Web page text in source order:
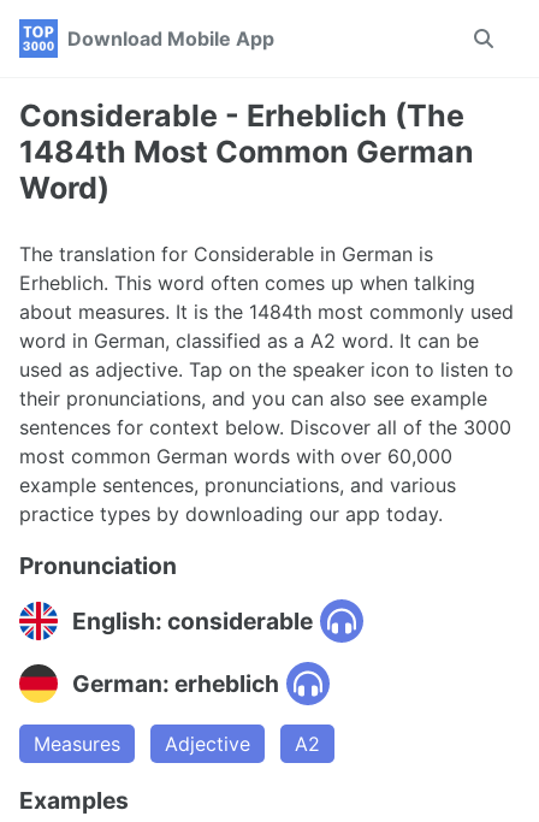
Skip
navigation
Skip
Skip
Download Mobile App
Toggle
Considerable - Erheblich (The
1484th Most Common German
Word)
The translation for Considerable in German is
Erheblich. This word often comes up when talking
about measures. It is the 1484th most commonly used
word in German, classified as a A2 word. It can be
used as adjective. Tap on the speaker icon to listen to
their pronunciations, and you can also see example
sentences for context below. Discover all of the 3000
most common German words with over 60,000
example sentences, pronunciations, and various
practice types by downloading our app today.
Pronunciation
English: considerable
German: erheblich
Measures Adjective A2
Examples